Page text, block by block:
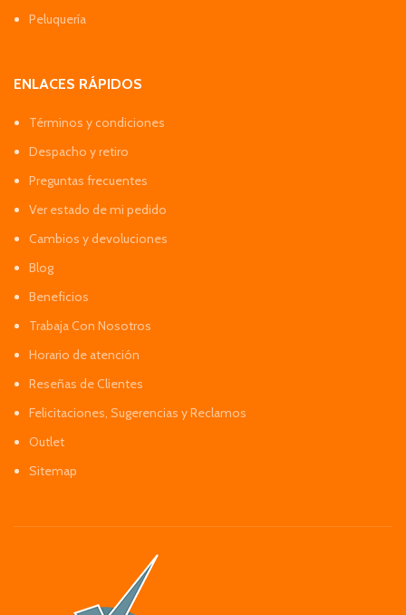
Peluquería
ENLACES RÁPIDOS
Términos y condiciones
Despacho y retiro
Preguntas frecuentes
Ver estado de mi pedido
Cambios y devoluciones
Blog
Beneficios
Trabaja Con Nosotros
Horario de atención
Reseñas de Clientes
Felicitaciones, Sugerencias y Reclamos
Outlet
Sitemap